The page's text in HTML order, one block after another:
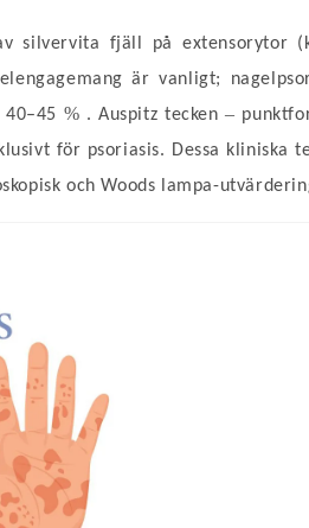
silvervita fjäll på extensorytor
är vanligt;
% . Auspitz tecken–
för psoriasis. Dessa kliniska
och Woods lampa-